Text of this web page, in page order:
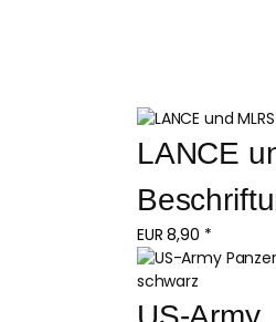
LANCE
EUR 8,90 *